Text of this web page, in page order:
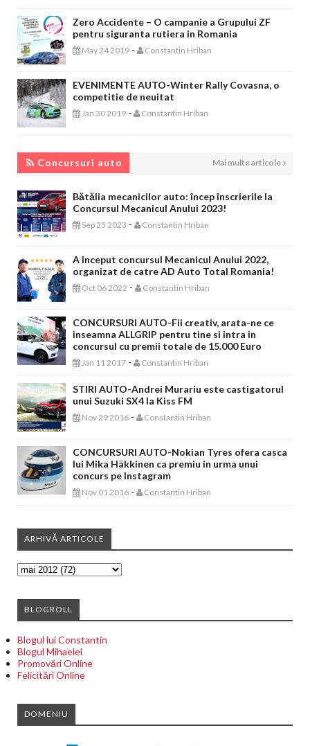
Zero Accidente – O campanie a Grupului ZF
pentru siguranta rutiera in Romania
May 24 2019 - Constantin Hriban
EVENIMENTE AUTO-Winter Rally Covasna, o
competitie de neuitat
Jan 30 2019 - Constantin Hriban
Concursuri auto Mai multe articole
Bătălia mecanicilor auto: încep înscrierile la
Concursul Mecanicul Anului 2023!
Sep 25 2023 - Constantin Hriban
A inceput concursul Mecanicul Anului 2022,
organizat de catre AD Auto Total Romania!
Oct 06 2022 - Constantin Hriban
CONCURSURI AUTO-Fii creativ, arata-ne ce
inseamna ALLGRIP pentru tine si intra in
concursul cu premii totale de 15.000 Euro
Jan 11 2017 - Constantin Hriban
STIRI AUTO-Andrei Murariu este castigatorul
unui Suzuki SX4 la Kiss FM
Nov 29 2016 - Constantin Hriban
CONCURSURI AUTO-Nokian Tyres ofera casca
lui Mika Häkkinen ca premiu in urma unui
concurs pe Instagram
Nov 01 2016 - Constantin Hriban
ARHIVĂ ARTICOLE
BLOGROLL
Blogul lui Constantin
Blogul Mihaelei
Promovări Online
Felicitări Online
DOMENIU